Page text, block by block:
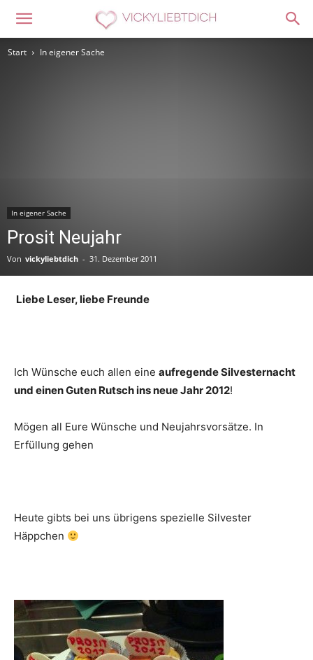
Start In eigener Sache
In eigener Sache
Prosit Neujahr
Von vickyliebtdich - 31. Dezember 2011
Liebe Leser, liebe Freunde
Ich Wünsche euch allen eine aufregende Silvesternacht
und einen Guten Rutsch ins neue Jahr 2012!
Mögen all Eure Wünsche und Neujahrsvorsätze. In
Erfüllung gehen
Heute gibts bei uns übrigens spezielle Silvester
Häppchen